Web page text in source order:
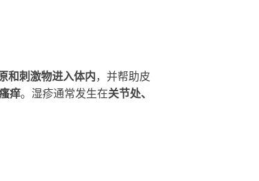
和刺激物进入体内，并帮助皮
痒。湿疹通常发生在关节处、